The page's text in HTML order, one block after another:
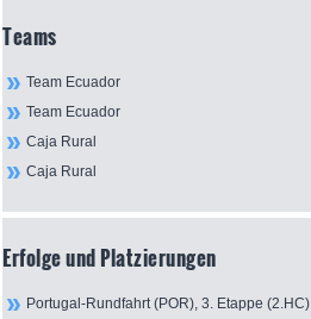
Teams
Team Ecuador
Team Ecuador
Caja Rural
Caja Rural
Erfolge und Platzierungen
Portugal-Rundfahrt (POR), 3. Etappe (2.HC)